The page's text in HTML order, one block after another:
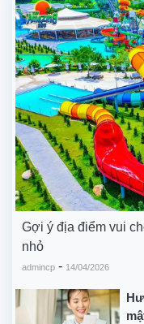
Gợi ý địa điểm vui
nhỏ
admincp - 14/04/2026